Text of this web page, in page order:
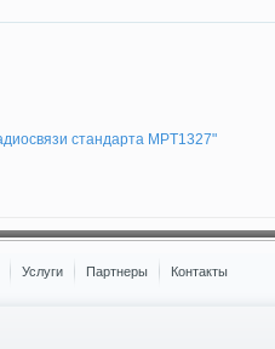
стандарта MPT1327"
Услуги Партнеры Контакты